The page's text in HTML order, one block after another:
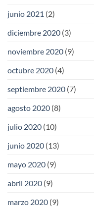
junio 2021 (2)
diciembre 2020 (3)
noviembre 2020 (9)
octubre 2020 (4)
septiembre 2020 (7)
agosto 2020 (8)
julio 2020 (10)
junio 2020 (13)
mayo 2020 (9)
abril 2020 (9)
marzo 2020 (9)